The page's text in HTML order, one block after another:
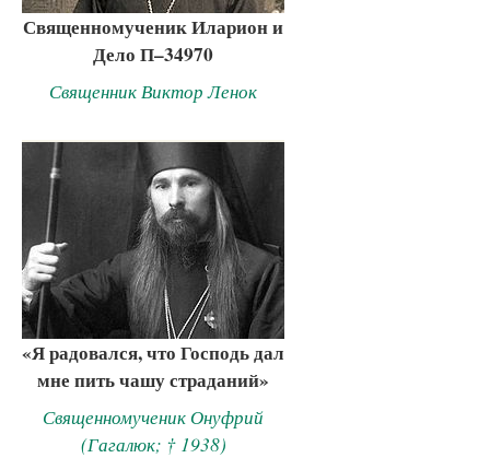
Священномученик Иларион и
Дело П–34970
Священник Виктор Ленок
«Я радовался, что Господь дал
мне пить чашу страданий»
Священномученик Онуфрий
(Гагалюк; † 1938)